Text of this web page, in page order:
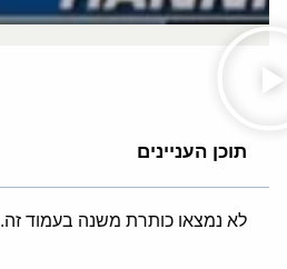
תוכן העניינים
לא נמצאו כותרת משנה בעמוד זה.